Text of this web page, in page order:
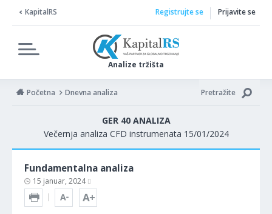
KapitalRS
Analize tržišta
Registrujte se Prijavite se
Početna Dnevna analiza Pretražite
GER 40 ANALIZA
Večernja analiza CFD instrumenata 15/01/2024
Fundamentalna analiza
15 januar, 2024